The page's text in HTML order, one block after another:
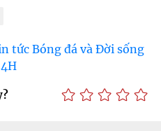
tức Bóng đá và Đời sống